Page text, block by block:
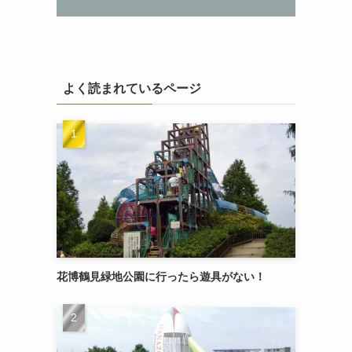
よく読まれているページ
花博鶴見緑地公園に行ったら遊具がない！